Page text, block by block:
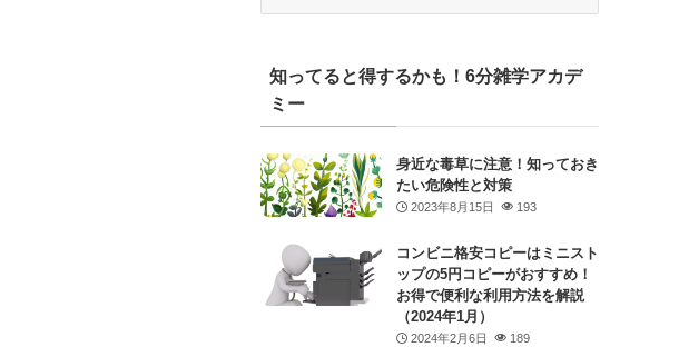
ー知ってると得するかも！6分雑学アカデ
ミー
身近な毒草に注意！知っておき
たい危険性と対策
2023年8月15日 193
コンビニ格安コピーはミニスト
ップの5円コピーがおすすめ！
お得で便利な利用方法を解説
（2024年1月）
2024年2月6日 189